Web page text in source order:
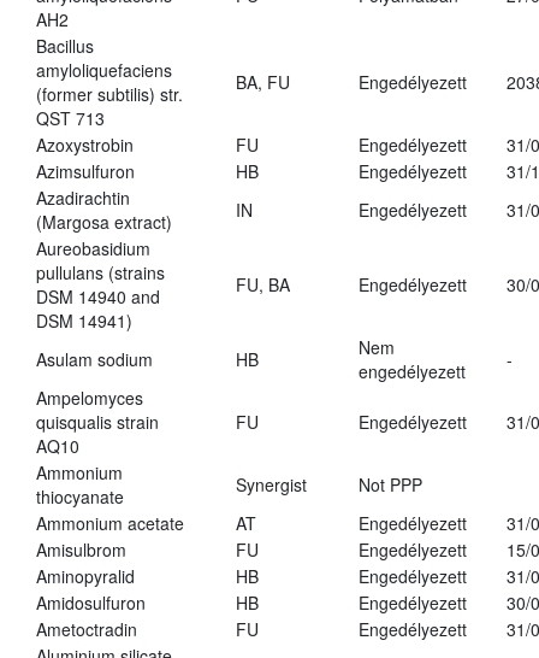
AH2
Bacillus
amyloliquefaciens
(former subtilis) str.
QST 713
BA, FU Engedélyezett
Azoxystrobin FU Engedélyezett
31/
Azimsulfuron
HB Engedélyezett
31/
Azadirachtin
(Margosa extract)
IN Engedélyezett
31/
Aureobasidium
pullulans (strains
DSM 14940 and
DSM 14941)
FU, BA Engedélyezett 30/
Asulam sodium HB
Nem
engedélyezett
-
Ampelomyces
quisqualis strain
AQ10
FU Engedélyezett 31/
Ammonium
thiocyanate
Synergist
Not PPP
Ammonium acetate
AT Engedélyezett
31/
Amisulbrom
FU Engedélyezett
15/
Aminopyralid
HB Engedélyezett
31/
Amidosulfuron
HB Engedélyezett
30/
Ametoctradin
FU Engedélyezett
31/